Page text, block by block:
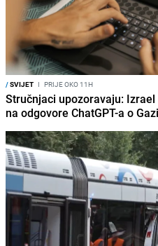
/SVIJET I PRIJE OKO 11H
Stručnjaci upozoravaju:
na odgovore ChatGPT-a o Gazi